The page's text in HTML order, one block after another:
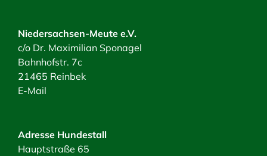
Niedersachsen-Meute e.V.
c/o Dr. Maximilian Sponagel
Bahnhofstr. 7c
21465 Reinbek
E-Mail
Adresse Hundestall
Hauptstraße 65